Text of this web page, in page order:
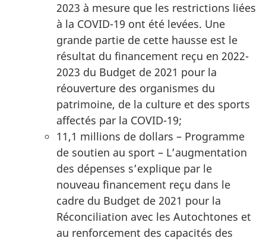
2023 à mesure que les restrictions liées
à la COVID-19 ont été levées. Une
grande partie de cette hausse est le
résultat du financement reçu en 2022-
2023 du Budget de 2021 pour la
réouverture des organismes du
patrimoine, de la culture et des sports
affectés par la COVID-19;
11,1 millions de dollars – Programme
de soutien au sport – L’augmentation
des dépenses s’explique par le
nouveau financement reçu dans le
cadre du Budget de 2021 pour la
Réconciliation avec les Autochtones et
au renforcement des capacités des